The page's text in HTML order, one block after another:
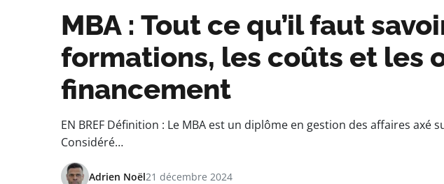
MBA : Tout ce qu’il faut
formations, les coûts et les
financement
EN BREF Définition : Le MBA est un diplôme en gestion des affaires axé
Considéré…
Adrien Noël21 décembre 2024